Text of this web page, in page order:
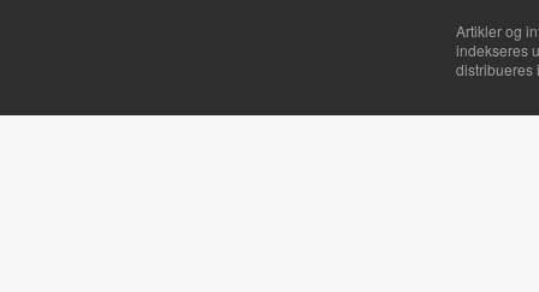
Artikler og
indekseres
distribueres